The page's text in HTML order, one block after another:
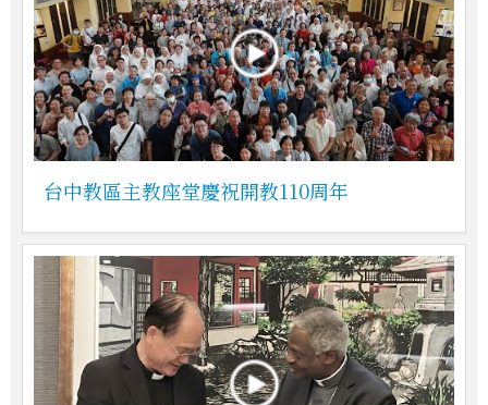
台中教區主教座堂慶祝開教110周年